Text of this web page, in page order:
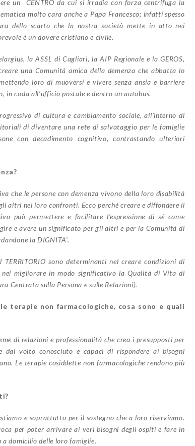
un CENTRO da cui si irradia con forza centrifuga la
molto cara anche a Papa Francesco; infatti spesso
dello scarto che la nostra società mette in atto nei
è un dovere cristiano e civile.
la ASSL di Cagliari, la AIP Regionale e la GEROS,
una Comunità amica della demenza che abbatta lo
loro di muoversi e vivere senza ansia e barriere
in coda all’ufficio postale e dentro un autobus.
di cultura e cambiamento sociale, all’interno di
di diventare una rete di salvataggio per le famiglie
con decadimento cognitivo, contrastando ulteriori
che le persone con demenza vivono della loro disabilità
altri nei loro confronti. Ecco perché creare e diffondere il
può permettere e facilitare l’espressione di sé come
e avere un significato per gli altri e per la Comunità di
la DIGNITA’.
sono determinanti nel creare condizioni di
nel migliorare in modo significativo la Qualità di Vita di
Centrata sulla Persona e sulle Relazioni).
terapie non farmacologiche, cosa sono e quali
di relazioni e professionalità che crea i presupposti per
dal volto conosciuto e capaci di rispondere ai bisogni
Le terapie cosiddette non farmacologiche rendono più
e soprattutto per il sostegno che a loro riserviamo.
per poter arrivare ai veri bisogni degli ospiti e fare in
a domicilio delle loro famiglie.